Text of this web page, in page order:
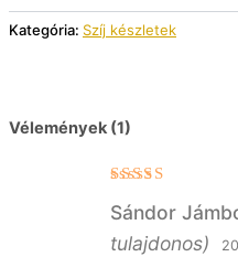
készlet
mennyiség
Kategória: Szíj készletek
Vélemények (1)
5/ 5
Sándor
tulajdonos)